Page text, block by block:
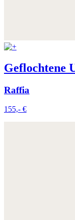
Geflochtene
Raffia
155,- €